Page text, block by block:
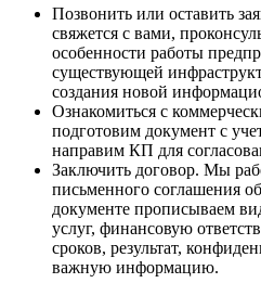
Позвонить или оставить
свяжется с вами,
особенности работы
существующей
создания новой
Ознакомиться с
подготовим документ с
направим КП для
Заключить договор. Мы
письменного соглашения
документе прописываем
услуг, финансовую
сроков, результат,
важную информацию.